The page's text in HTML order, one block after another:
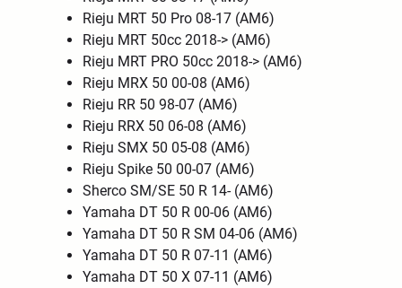
Rieju MRT 50 Pro 08-17 (AM6)
Rieju MRT 50cc 2018-> (AM6)
Rieju MRT PRO 50cc 2018-> (AM6)
Rieju MRX 50 00-08 (AM6)
Rieju RR 50 98-07 (AM6)
Rieju RRX 50 06-08 (AM6)
Rieju SMX 50 05-08 (AM6)
Rieju Spike 50 00-07 (AM6)
Sherco SM/SE 50 R 14- (AM6)
Yamaha DT 50 R 00-06 (AM6)
Yamaha DT 50 R SM 04-06 (AM6)
Yamaha DT 50 R 07-11 (AM6)
Yamaha DT 50 X 07-11 (AM6)